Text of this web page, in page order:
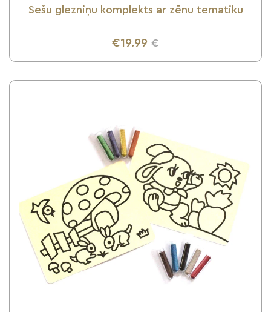
Sešu glezniņu komplekts ar zēnu tematiku
€19.99 €
UZZINI VAIRĀK